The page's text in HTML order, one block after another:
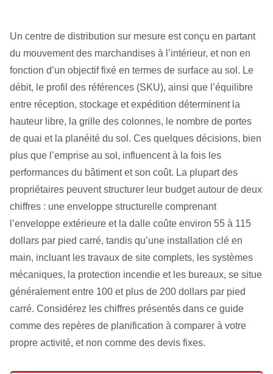
Un centre de distribution sur mesure est conçu en partant
du mouvement des marchandises à l’intérieur, et non en
fonction d’un objectif fixé en termes de surface au sol. Le
débit, le profil des références (SKU), ainsi que l’équilibre
entre réception, stockage et expédition déterminent la
hauteur libre, la grille des colonnes, le nombre de portes
de quai et la planéité du sol. Ces quelques décisions, bien
plus que l’emprise au sol, influencent à la fois les
performances du bâtiment et son coût. La plupart des
propriétaires peuvent structurer leur budget autour de deux
chiffres : une enveloppe structurelle comprenant
l’enveloppe extérieure et la dalle coûte environ 55 à 115
dollars par pied carré, tandis qu’une installation clé en
main, incluant les travaux de site complets, les systèmes
mécaniques, la protection incendie et les bureaux, se situe
généralement entre 100 et plus de 200 dollars par pied
carré. Considérez les chiffres présentés dans ce guide
comme des repères de planification à comparer à votre
propre activité, et non comme des devis fixes.